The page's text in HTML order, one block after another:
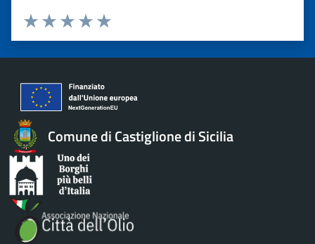
Valuta 5 stelle su 5
Valuta 4 stelle su 5
Valuta 3 stelle su 5
Valuta 2 stelle su 5
Valuta 1 stelle su 5
Comune di Castiglione di Sicilia